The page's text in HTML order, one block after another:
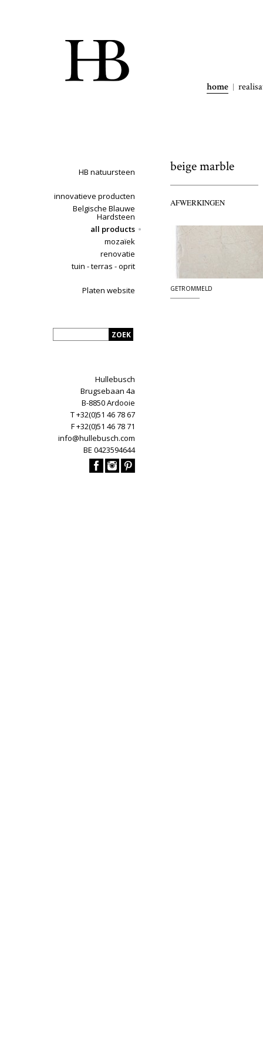
home
HB natuursteen
innovatieve producten
Belgische Blauwe
Hardsteen
all products
mozaïek
renovatie
tuin - terras - oprit
Platen website
Hullebusch
Brugsebaan 4a
B-8850 Ardooie
T +32(0)51 46 78 67
F +32(0)51 46 78 71
info@hullebusch.com
BE 0423594644
beige marble
AFWERKINGEN
GETROMMELD